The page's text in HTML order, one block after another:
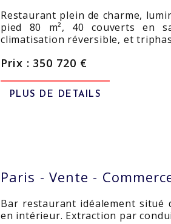
Restaurant plein de charme,
pied 80 m², 40 couverts en
climatisation réversible, et
Prix : 350 720 €
PLUS DE DETAILS
Paris - Vente -
Bar restaurant idéalement situé
en intérieur. Extraction par